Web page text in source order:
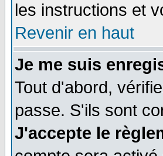
les instructions et
Revenir en haut
Je me suis
Tout d'abord,
passe. S'ils sont
J'accepte le